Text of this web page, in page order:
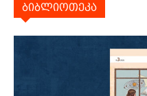
ბიბლიოთეკა